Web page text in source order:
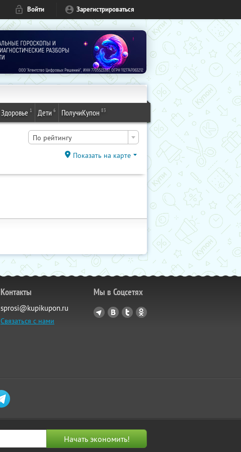
Войти Зарегистрироваться
Здоровье 1 Дети 6 ПолучиКупон 83
По рейтингу
Показать на карте
Контакты
sprosi@kupikupon.ru
Связаться с нами
Мы в Соцсетях